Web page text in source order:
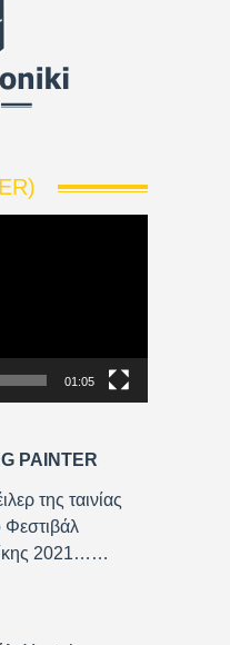
01:05
PAINTER
της ταινίας
Φεστιβάλ
2021……